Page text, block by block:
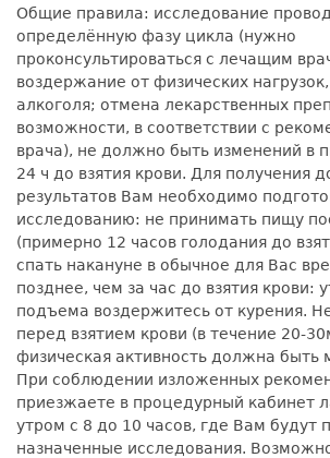
Общие правила: исследование
определённую фазу цикла (нужно
проконсультироваться с лечащим
воздержание от физических
алкоголя; отмена лекарственных
возможности, в соответствии с
врача), не должно быть изменений в
24 ч до взятия крови. Для получения
результатов Вам необходимо
исследованию: не принимать пищу
(примерно 12 часов голодания до
спать накануне в обычное для Вас
позднее, чем за час до взятия крови:
подъема воздержитесь от курения.
перед взятием крови (в течение 20-
физическая активность должна быть
При соблюдении изложенных
приезжаете в процедурный кабинет
утром с 8 до 10 часов, где Вам будут
назначенные исследования.